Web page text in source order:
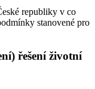
republiky v co
stanovené pro
řešení životní